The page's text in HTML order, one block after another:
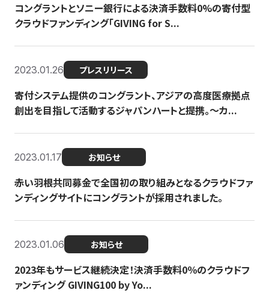
コングラントとソニー銀行による決済手数料0%の寄付型
クラウドファンディング「GIVING for S...
2023.01.26 プレスリリース
寄付システム提供のコングラント、アジアの高度医療拠点
創出を目指して活動するジャパンハートと提携。〜カ...
2023.01.17 お知らせ
赤い羽根共同募金で全国初の取り組みとなるクラウドファ
ンディングサイトにコングラントが採用されました。
2023.01.06 お知らせ
2023年もサービス継続決定！決済手数料0％のクラウドフ
ァンディング GIVING100 by Yo...